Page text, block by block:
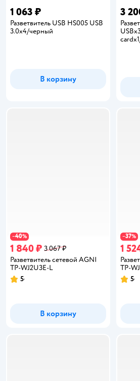
1 063 ₽
Разветвитель USB HS005 USB
3.0x4/черный
В корзину
3
−40%
1 840 ₽ 3 067 ₽
Разветвитель сетевой AGNI
TP-WJ2U3E-L
Рейтинг:
5
В корзину
−37%
1
TP-
5